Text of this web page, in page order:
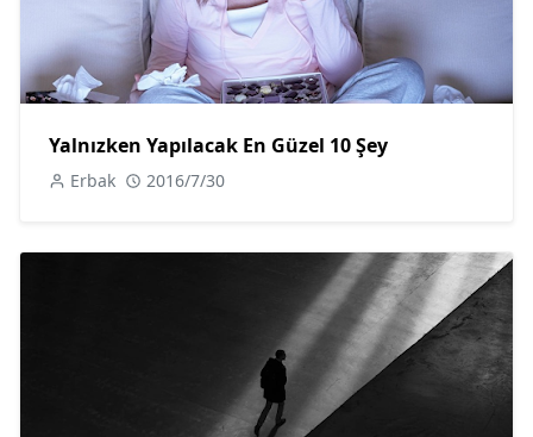
Yalnızken Yapılacak En Güzel 10 Şey
Erbak 2016/7/30